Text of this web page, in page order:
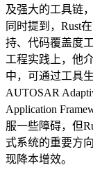
及强大的工具链
同时提到，Rust
持、代码覆盖度
工程实践上，他
中，可通过工具
AUTOSAR
Application
服一些障碍，但
式系统的重要方
现降本增效。